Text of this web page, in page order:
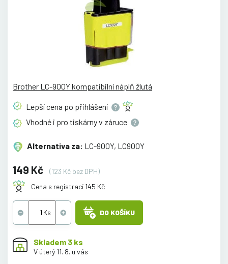
Brother LC-900Y kompatibilní náplň žlutá
Lepší cena po přihlášení
Vhodné i pro tiskárny v záruce
Alternativa za: LC-900Y, LC900Y
149 Kč
(123 Kč bez DPH)
Cena s registrací 145 Kč
DO KOŠÍKU
Skladem 3 ks
V úterý 11. 8. u vás